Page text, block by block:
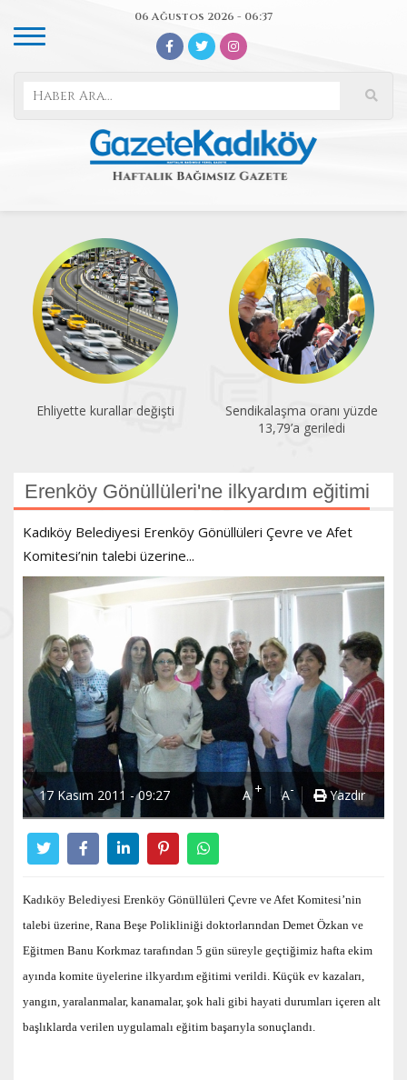
06 Ağustos 2026 - 06:37
Ehliyette kurallar değişti
Sendikalaşma oranı yüzde
13,79’a geriledi
Erenköy Gönüllüleri'ne ilkyardım eğitimi
Kadıköy Belediyesi Erenköy Gönüllüleri Çevre ve Afet
Komitesi’nin talebi üzerine...
17 Kasım 2011 - 09:27 A+ A- Yazdır
Kadıköy Belediyesi Erenköy Gönüllüleri Çevre ve Afet Komitesi’nin
talebi üzerine, Rana Beşe Polikliniği doktorlarından Demet Özkan ve
Eğitmen Banu Korkmaz tarafından 5 gün süreyle geçtiğimiz hafta ekim
ayında komite üyelerine ilkyardım eğitimi verildi. Küçük ev kazaları,
yangın, yaralanmalar, kanamalar, şok hali gibi hayati durumları içeren alt
başlıklarda verilen uygulamalı eğitim başarıyla sonuçlandı.